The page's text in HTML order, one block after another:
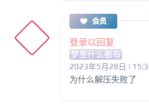
会员
登录以回复
梦里什么都有
2023年5月28日 |
为什么解压失败了